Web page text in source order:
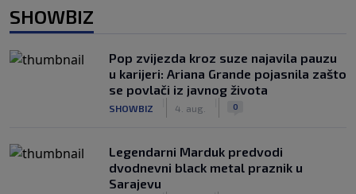
SHOWBIZ
Pop zvijezda kroz suze najavila pauzu
u karijeri: Ariana Grande pojasnila zašto
se povlači iz javnog života
SHOWBIZ 4. aug. 0
Legendarni Marduk predvodi
dvodnevni black metal praznik u
Sarajevu